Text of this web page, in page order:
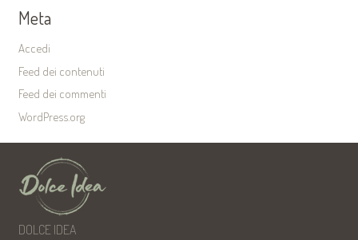
Meta
Accedi
Feed dei contenuti
Feed dei commenti
WordPress.org
DOLCE IDEA